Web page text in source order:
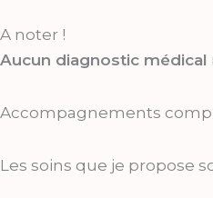
A noter !
Aucun diagnostic médical
Accompagnements
Les soins que je propose